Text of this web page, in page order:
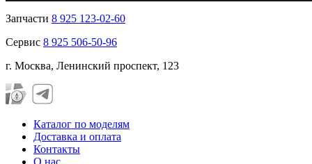
Запчасти 8 925 123-02-60
Сервис 8 925 506-50-96
г. Москва, Ленинский проспект, 123
Каталог по моделям
Доставка и оплата
Контакты
О нас